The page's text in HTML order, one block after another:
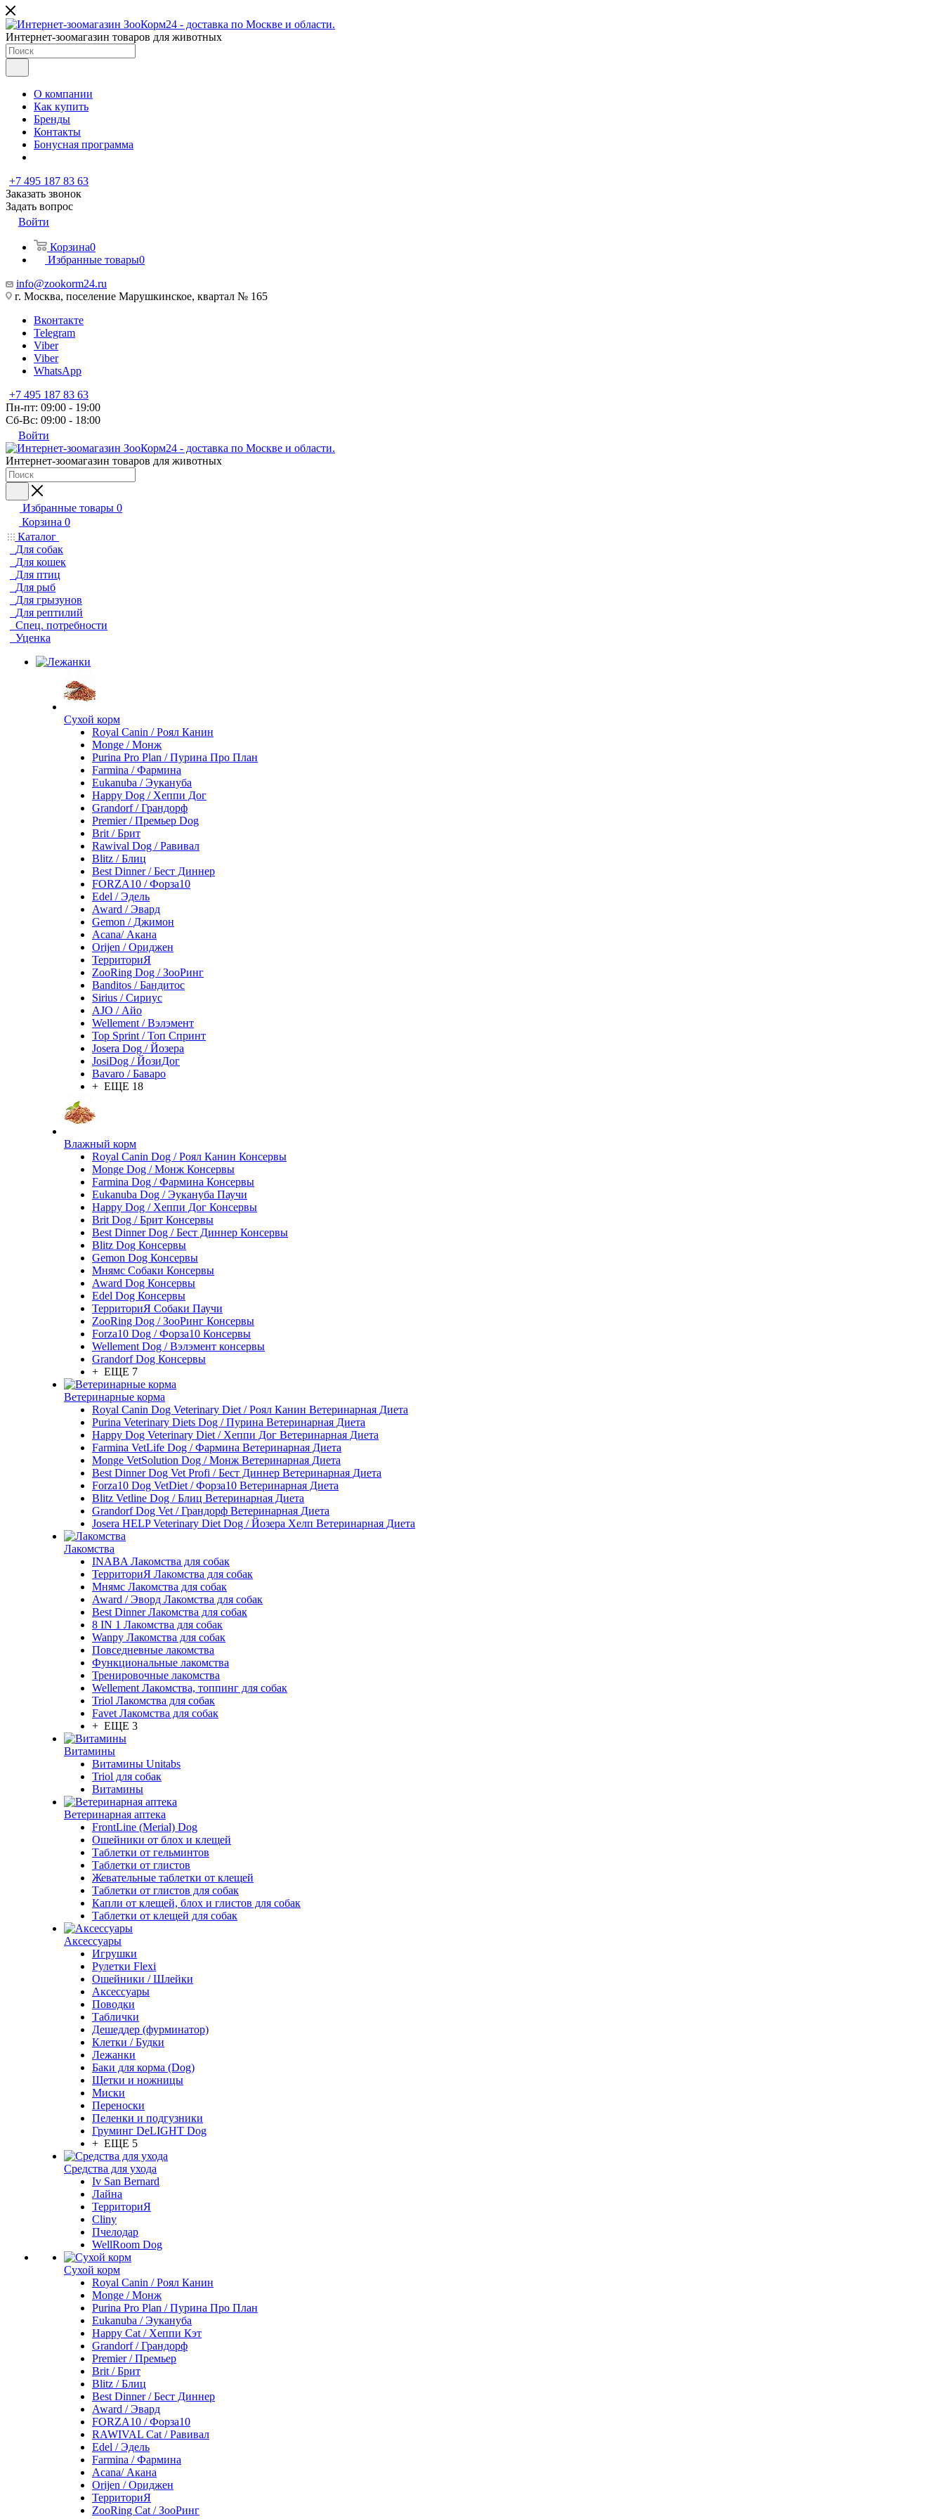
Интернет-зоомагазин товаров для животных
О компании
Как купить
Бренды
Контакты
Бонусная программа
+7 495 187 83 63
Заказать звонок
Задать вопрос
Войти
Корзина0
Избранные товары0
info@zookorm24.ru
г. Москва, поселение Марушкинское, квартал № 165
Вконтакте
Telegram
Viber
Viber
WhatsApp
+7 495 187 83 63
Пн-пт: 09:00 - 19:00
Сб-Вс: 09:00 - 18:00
Войти
Интернет-зоомагазин товаров для животных
Избранные товары 0
Корзина 0
Каталог
Для собак
Для кошек
Для птиц
Для рыб
Для грызунов
Для рептилий
Спец. потребности
Уценка
Сухой корм
Royal Canin / Роял Канин
Monge / Монж
Purina Pro Plan / Пурина Про План
Farmina / Фармина
Eukanuba / Эукануба
Happy Dog / Хеппи Дог
Grandorf / Грандорф
Premier / Премьер Dog
Brit / Брит
Rawival Dog / Равивал
Blitz / Блиц
Best Dinner / Бест Диннер
FORZA10 / Форза10
Edel / Эдель
Award / Эвард
Gemon / Джимон
Acana/ Акана
Orijen / Ориджен
ТерриториЯ
ZooRing Dog / ЗооРинг
Banditos / Бандитос
Sirius / Сириус
AJO / Айо
Wellement / Вэлэмент
Top Sprint / Топ Спринт
Josera Dog / Йозера
JosiDog / ЙозиДог
Bavaro / Баваро
+ ЕЩЕ 18
Влажный корм
Royal Canin Dog / Роял Канин Консервы
Monge Dog / Монж Консервы
Farmina Dog / Фармина Консервы
Eukanuba Dog / Эукануба Паучи
Happy Dog / Хеппи Дог Консервы
Brit Dog / Брит Консервы
Best Dinner Dog / Бест Диннер Консервы
Blitz Dog Консервы
Gemon Dog Консервы
Мнямс Собаки Консервы
Award Dog Консервы
Edel Dog Консервы
ТерриториЯ Собаки Паучи
ZooRing Dog / ЗооРинг Консервы
Forza10 Dog / Форза10 Консервы
Wellement Dog / Вэлэмент консервы
Grandorf Dog Консервы
+ ЕЩЕ 7
Ветеринарные корма
Royal Canin Dog Veterinary Diet / Роял Канин Ветеринарная Диета
Purina Veterinary Diets Dog / Пурина Ветеринарная Диета
Happy Dog Veterinary Diet / Хеппи Дог Ветеринарная Диета
Farmina VetLife Dog / Фармина Ветеринарная Диета
Monge VetSolution Dog / Монж Ветеринарная Диета
Best Dinner Dog Vet Profi / Бест Диннер Ветеринарная Диета
Forza10 Dog VetDiet / Форза10 Ветеринарная Диета
Blitz Vetline Dog / Блиц Ветеринарная Диета
Grandorf Dog Vet / Грандорф Ветеринарная Диета
Josera HELP Veterinary Diet Dog / Йозера Хелп Ветеринарная Диета
Лакомства
INABA Лакомства для собак
ТерриториЯ Лакомства для собак
Мнямс Лакомства для собак
Award / Эворд Лакомства для собак
Best Dinner Лакомства для собак
8 IN 1 Лакомства для собак
Wanpy Лакомства для собак
Повседневные лакомства
Функциональные лакомства
Тренировочные лакомства
Wellement Лакомства, топпинг для собак
Triol Лакомства для собак
Favet Лакомства для собак
+ ЕЩЕ 3
Витамины
Витамины Unitabs
Triol для собак
Витамины
Ветеринарная аптека
FrontLine (Merial) Dog
Ошейники от блох и клещей
Таблетки от гельминтов
Таблетки от глистов
Жевательные таблетки от клещей
Таблетки от глистов для собак
Капли от клещей, блох и глистов для собак
Таблетки от клещей для собак
Аксессуары
Игрушки
Рулетки Flexi
Ошейники / Шлейки
Аксессуары
Поводки
Таблички
Дешеддер (фурминатор)
Клетки / Будки
Лежанки
Баки для корма (Dog)
Щетки и ножницы
Миски
Переноски
Пеленки и подгузники
Груминг DeLIGHT Dog
+ ЕЩЕ 5
Средства для ухода
Iv San Bernard
Лайна
ТерриториЯ
Cliny
Пчелодар
WellRoom Dog
Сухой корм
Royal Canin / Роял Канин
Monge / Монж
Purina Pro Plan / Пурина Про План
Eukanuba / Эукануба
Happy Cat / Хеппи Кэт
Grandorf / Грандорф
Premier / Премьер
Brit / Брит
Blitz / Блиц
Best Dinner / Бест Диннер
Award / Эвард
FORZA10 / Форза10
RAWIVAL Cat / Равивал
Edel / Эдель
Farmina / Фармина
Acana/ Акана
Orijen / Ориджен
ТерриториЯ
ZooRing Cat / ЗооРинг